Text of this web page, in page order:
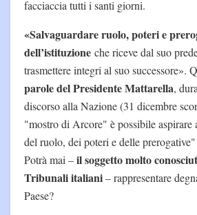
facciaccia tutti i santi giorni.
«Salvaguardare ruolo, poteri e
dell’istituzione che riceve dal suo
trasmettere integri al suo successore».
parole del Presidente Mattarella,
discorso alla Nazione (31 dicembre
"mostro di Arcore" è possibile aspirare
del ruolo, dei poteri e delle
Potrà mai –il soggetto molto
Tribunali italiani– rappresentare
Paese?